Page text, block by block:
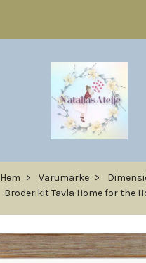
Hem Varumärke
Broderikit Tavla Home for the